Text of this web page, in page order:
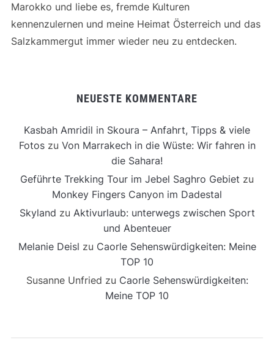
Marokko und liebe es, fremde Kulturen
kennenzulernen und meine Heimat Österreich und das
Salzkammergut immer wieder neu zu entdecken.
NEUESTE KOMMENTARE
Kasbah Amridil in Skoura – Anfahrt, Tipps & viele
Fotoszu Von Marrakech in die Wüste: Wir fahren in
die Sahara!
Geführte Trekking Tour im Jebel Saghro Gebiet zu
Monkey Fingers Canyon im Dadestal
Skyland zu Aktivurlaub: unterwegs zwischen Sport
und Abenteuer
Melanie Deisl zu Caorle Sehenswürdigkeiten: Meine
TOP 10
Susanne Unfried zu Caorle Sehenswürdigkeiten:
Meine TOP 10